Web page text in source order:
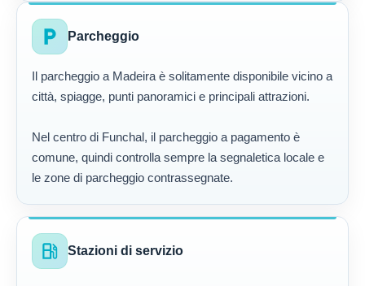
local_parking Parcheggio
Il parcheggio a Madeira è solitamente disponibile vicino a
città, spiagge, punti panoramici e principali attrazioni.
Nel centro di Funchal, il parcheggio a pagamento è
comune, quindi controlla sempre la segnaletica locale e
le zone di parcheggio contrassegnate.
local_gas_station Stazioni di servizio